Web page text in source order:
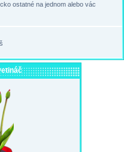
ostatné na jednom alebo vác